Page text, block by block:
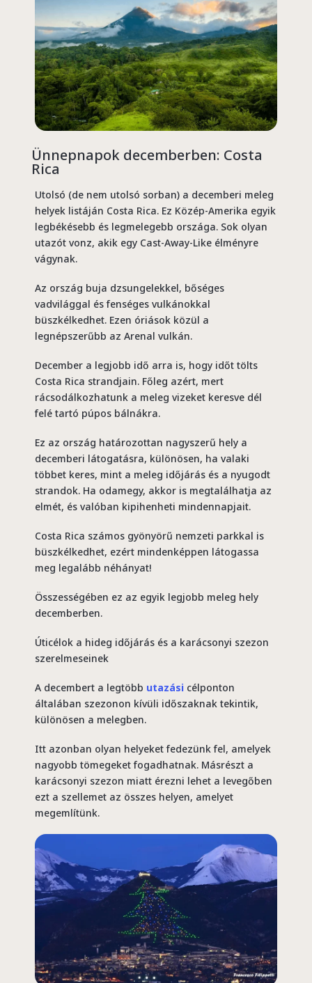
Ünnepnapok decemberben: Costa
Rica
Utolsó (de nem utolsó sorban) a decemberi meleg
helyek listáján Costa Rica. Ez Közép-Amerika egyik
legbékésebb és legmelegebb országa. Sok olyan
utazót vonz, akik egy Cast-Away-Like élményre
vágynak.
Az ország buja dzsungelekkel, bőséges
vadvilággal és fenséges vulkánokkal
büszkélkedhet. Ezen óriások közül a
legnépszerűbb az Arenal vulkán.
December a legjobb idő arra is, hogy időt tölts
Costa Rica strandjain. Főleg azért, mert
rácsodálkozhatunk a meleg vizeket keresve dél
felé tartó púpos bálnákra.
Ez az ország határozottan nagyszerű hely a
decemberi látogatásra, különösen, ha valaki
többet keres, mint a meleg időjárás és a nyugodt
strandok. Ha odamegy, akkor is megtalálhatja az
elmét, és valóban kipihenheti mindennapjait.
Costa Rica számos gyönyörű nemzeti parkkal is
büszkélkedhet, ezért mindenképpen látogassa
meg legalább néhányat!
Összességében ez az egyik legjobb meleg hely
decemberben.
Úticélok a hideg időjárás és a karácsonyi szezon
szerelmeseinek
A decembert a legtöbb utazásicélponton
általában szezonon kívüli időszaknak tekintik,
különösen a melegben.
Itt azonban olyan helyeket fedezünk fel, amelyek
nagyobb tömegeket fogadhatnak. Másrészt a
karácsonyi szezon miatt érezni lehet a levegőben
ezt a szellemet az összes helyen, amelyet
megemlítünk.